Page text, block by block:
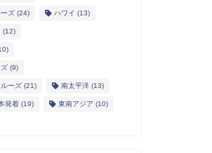
ズ(24) ハワイ (13)
(12)
(9)
ーズ(21) 南太平洋(13)
発着(19) 東南アジア (10)